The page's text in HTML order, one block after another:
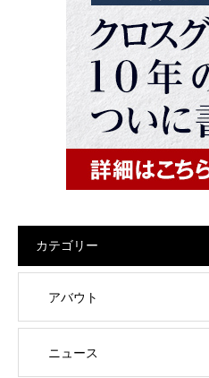
カテゴリー
アバウト
ニュース